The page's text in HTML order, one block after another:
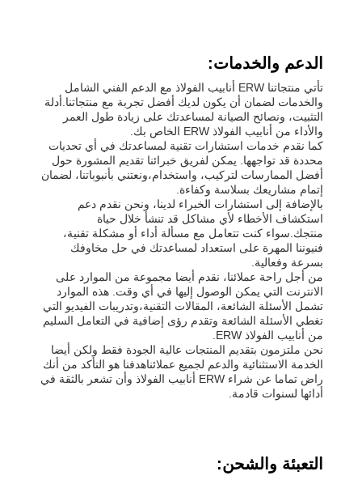
الدعم والخدمات:
تأتي منتجاتنا ERW أنابيب الفولاذ مع الدعم الفني الشامل
والخدمات لضمان أن يكون لديك أفضل تجربة مع منتجاتنا.أدلة
التثبيت، ونصائح الصيانة لمساعدتك على زيادة طول العمر
والأداء من أنابيب الفولاذ ERW الخاص بك.
كما نقدم خدمات استشارات تقنية لمساعدتك في أي تحديات
محددة قد تواجهها. يمكن لفريق خبرائنا تقديم المشورة حول
أفضل الممارسات لتركيب، واستخدام،ونعتني بأنبوباتنا، لضمان
إتمام مشاريعك بسلاسة وكفاءة.
بالإضافة إلى استشارات الخبراء لدينا، ونحن نقدم دعم
استكشاف الأخطاء لأي مشاكل قد تنشأ خلال حياة
منتجك.سواء كنت تتعامل مع مسألة أداء أو مشكلة تقنية،
فنيوننا المهرة على استعداد لمساعدتك في حل مخاوفك
بسرعة وفعالية.
من أجل راحة عملائنا، نقدم أيضا مجموعة من الموارد على
الانترنت التي يمكن الوصول إليها في أي وقت. هذه الموارد
تشمل الأسئلة الشائعة، المقالات التقنية،وتدريبات الفيديو التي
تغطي الأسئلة الشائعة وتقدم رؤى إضافية في التعامل السليم
من أنابيب الفولاذ ERW.
نحن ملتزمون بتقديم المنتجات عالية الجودة فقط ولكن أيضا
الخدمة الاستثنائية والدعم لجميع عملائناهدفنا هو التأكد من أنك
راض تماما عن شراء ERW أنابيب الفولاذ وأن تشعر بالثقة في
أدائها لسنوات قادمة.
التعبئة والشحن: